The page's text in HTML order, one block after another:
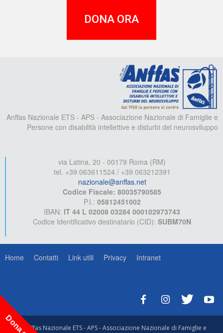
DONA ORA
Anffas Nazionale ETS - APS - Associazione Nazionale di Famiglie e
Persone con disabilità intellettive e disturbi del neurosviluppo
via Latina, 20 - 00179 Roma (RM)
tel. +39 063611524 / +39 063212391
nazionale@anffas.net
Codice Fiscale: 80035790585
P.I.: 05812451002
IBAN: IT 44 L 02008 03284 000102973743
Codice Identificativo destinatario (CID): SUBM70N
Home Contatti Link utili Privacy Intranet
© Anffas Nazionale ETS - APS - Associazione Nazionale di Famiglie e